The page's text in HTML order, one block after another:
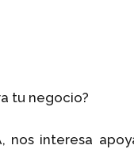
tu negocio?
nos interesa